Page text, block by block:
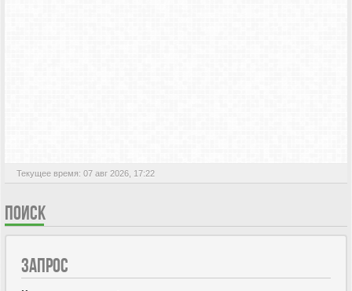
Текущее время: 07 авг 2026, 17:22
ПОИСК
ЗАПРОС